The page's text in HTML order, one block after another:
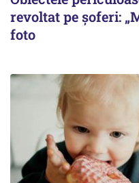
revoltat pe șoferi:
foto